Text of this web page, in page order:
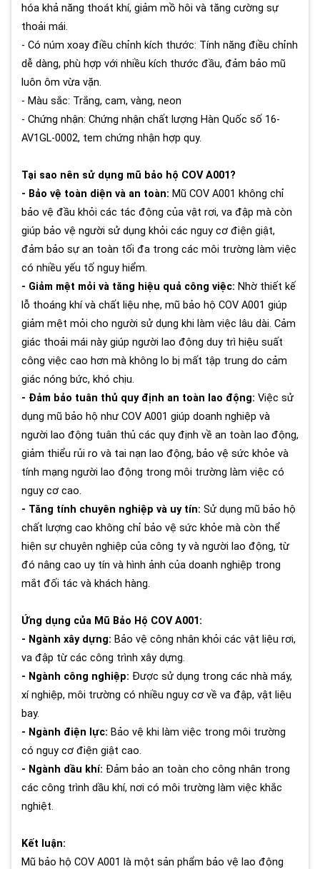
hóa khả năng thoát khí, giảm mồ hôi và tăng cường sự
thoải mái.
- Có núm xoay điều chỉnh kích thước: Tính năng điều chỉnh
dễ dàng, phù hợp với nhiều kích thước đầu, đảm bảo mũ
luôn ôm vừa vặn.
- Màu sắc: Trắng, cam, vàng, neon
- Chứng nhận: Chứng nhận chất lượng Hàn Quốc số 16-
AV1GL-0002, tem chứng nhận hợp quy.
Tại sao nên sử dụng mũ bảo hộ COV A001?
- Bảo vệ toàn diện và an toàn: Mũ COV A001 không chỉ
bảo vệ đầu khỏi các tác động của vật rơi, va đập mà còn
giúp bảo vệ người sử dụng khỏi các nguy cơ điện giật,
đảm bảo sự an toàn tối đa trong các môi trường làm việc
có nhiều yếu tố nguy hiểm.
- Giảm mệt mỏi và tăng hiệu quả công việc: Nhờ thiết kế
lỗ thoáng khí và chất liệu nhẹ, mũ bảo hộ COV A001 giúp
giảm mệt mỏi cho người sử dụng khi làm việc lâu dài. Cảm
giác thoải mái này giúp người lao động duy trì hiệu suất
công việc cao hơn mà không lo bị mất tập trung do cảm
giác nóng bức, khó chịu.
- Đảm bảo tuân thủ quy định an toàn lao động: Việc sử
dụng mũ bảo hộ như COV A001 giúp doanh nghiệp và
người lao động tuân thủ các quy định về an toàn lao động,
giảm thiểu rủi ro và tai nạn lao động, bảo vệ sức khỏe và
tính mạng người lao động trong môi trường làm việc có
nguy cơ cao.
- Tăng tính chuyên nghiệp và uy tín: Sử dụng mũ bảo hộ
chất lượng cao không chỉ bảo vệ sức khỏe mà còn thể
hiện sự chuyên nghiệp của công ty và người lao động, từ
đó nâng cao uy tín và hình ảnh của doanh nghiệp trong
mắt đối tác và khách hàng.
Ứng dụng của Mũ Bảo Hộ COV A001:
- Ngành xây dựng: Bảo vệ công nhân khỏi các vật liệu rơi,
va đập từ các công trình xây dựng.
- Ngành công nghiệp: Được sử dụng trong các nhà máy,
xí nghiệp, môi trường có nhiều nguy cơ về va đập, vật liệu
bay.
- Ngành điện lực: Bảo vệ khi làm việc trong môi trường
có nguy cơ điện giật cao.
- Ngành dầu khí: Đảm bảo an toàn cho công nhân trong
các công trình dầu khí, nơi có môi trường làm việc khắc
nghiệt.
Kết luận:
Mũ bảo hộ COV A001 là một sản phẩm bảo vệ lao động